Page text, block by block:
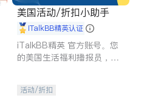
美国活动/折扣小助手
iTalkBB精英认证
iTalkBB精英 官方账号。您
的美国生活福利播报员，精
专属福利。
活动/折扣